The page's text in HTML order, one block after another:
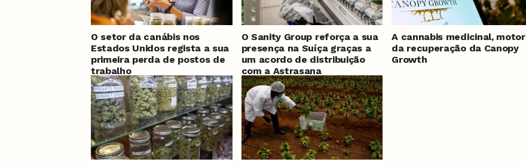
O setor da canábis nos
Estados Unidos regista a sua
primeira perda de postos de
trabalho
O Sanity Group reforça a sua
presença na Suíça graças a
um acordo de distribuição
com a Astrasana
A cannabis medicinal, motor
da recuperação da Canopy
Growth